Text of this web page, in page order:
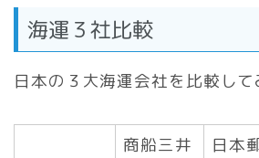
海運３社比較
日本の３大海運会社を比較して
商船三井 日本